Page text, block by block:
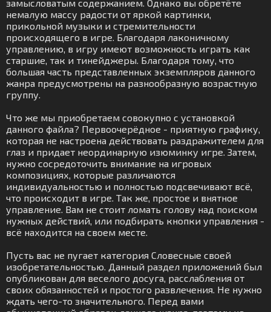
замысловатым содержанием. Однако вы обретёте
немалую массу радости от яркой картинки,
прикольной музыки и стремительности
происходящего в игре. Благодаря лаконичному
управлению, в игру имеют возможность играть как
старшие, так и тинейджеры. Благодаря тому, что
большая часть представленных экземпляров данного
жанра предусмотрены на разнообразную возрастную
группу.
Что же мы приобретаем совокупно с установкой
данного файла? Первоочерёдное - приятную графику,
которая не настроена действовать раздражителем для
глаз и придает неординарную изюминку игре. Затем,
нужно сосредоточить внимание на игровых
композициях, которые различаются
индивидуальностью и полностью подсвечивают всё,
что происходит в игре. Так же, простое и внятное
управление. Вам не стоит ломать голову над поиском
нужных действий, или подбирать кнопки управления -
всё находится на своем месте.
Пусть вас не пугает категория Словесные своей
изобретательностью. Данный раздел приложений был
опубликован для веселого досуга, расслабления от
своих обязанностей и простого развлечения. Не нужно
ждать чего-то значительного. Перед вами